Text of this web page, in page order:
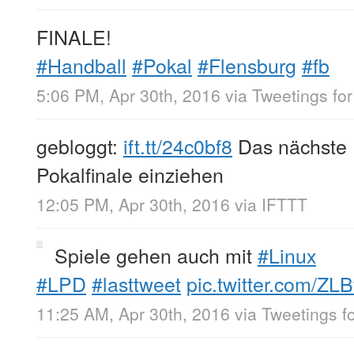
FINALE!
#Handball #Pokal #Flensburg #fb
5:06 PM, Apr 30th, 2016 via Tweetings
gebloggt: ift.tt/24c0bf8 Das
Pokalfinale einziehen
12:05 PM, Apr 30th, 2016 via IFTTT
Spiele gehen auch mit#Linux
#LPD #lasttweet pic.twitter.com/
11:25 AM, Apr 30th, 2016 via Tweetings